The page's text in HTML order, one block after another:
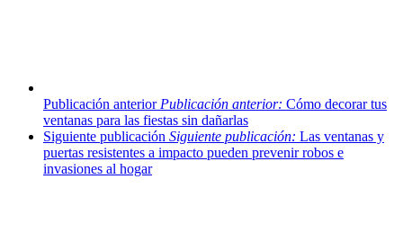
Publicación anterior Publicación anterior: Cómo decorar tus
ventanas para las fiestas sin dañarlas
Siguiente publicación Siguiente publicación: Las ventanas y
puertas resistentes a impacto pueden prevenir robos e
invasiones al hogar